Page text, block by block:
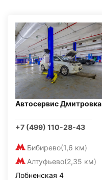
Автосервис Дмитровка
+7 (499) 110-28-43
Бибирево(1,6 км)
Алтуфьево(2,35 км)
Лобненская 4